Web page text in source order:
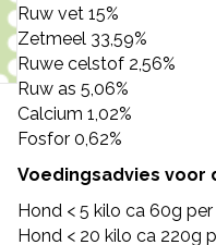
Ruw vet 15%
Zetmeel 33,59%
Ruwe celstof 2,56%
Ruw as 5,06%
Calcium 1,02%
Fosfor 0,62%
Voedingsadvies voor
Hond < 5 kilo ca 60g
Hond < 20 kilo ca 220g